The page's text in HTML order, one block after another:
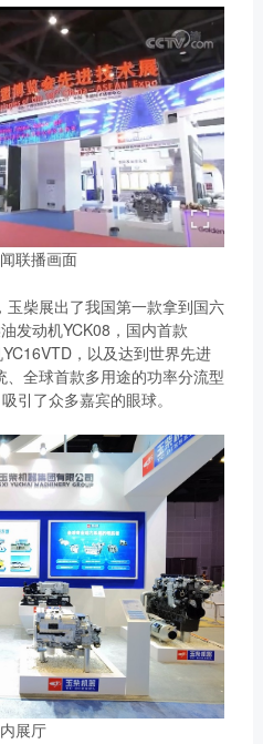
联播画面
玉柴展出了我国第一款拿到国六
发动机YCK08，国内首款
，以及达到世界先进
全球首款多用途的功率分流型
引了众多嘉宾的眼球。
展厅